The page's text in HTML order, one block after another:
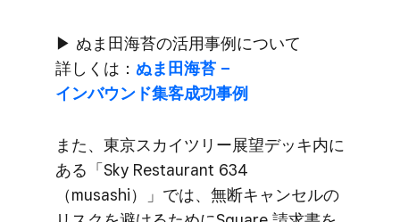
▶ ぬま田海苔の​活用事例に​ついて​
詳しくは​： ぬま田海苔 –
インバウンド集客成功事例
また、​東京スカイツリー展望デッキ内に​
ある​「Sky Restaurant 634​
（musashi）」では、​無断キャンセルの​